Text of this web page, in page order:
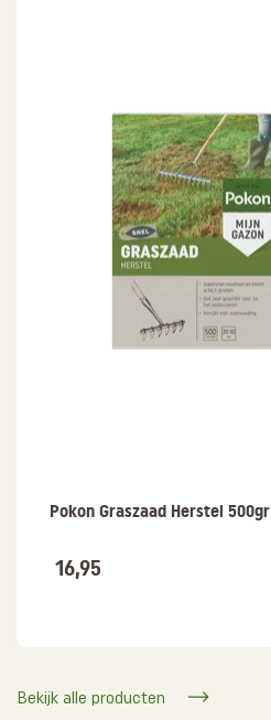
Pokon Graszaad Herstel 500gr
16,95
Bekijk alle producten